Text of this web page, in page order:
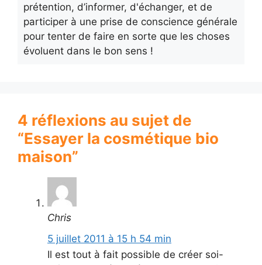
prétention, d’informer, d'échanger, et de
participer à une prise de conscience générale
pour tenter de faire en sorte que les choses
évoluent dans le bon sens !
4 réflexions au sujet de
“Essayer la cosmétique bio
maison”
Chris
5 juillet 2011 à 15 h 54 min
Il est tout à fait possible de créer soi-